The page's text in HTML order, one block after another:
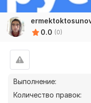
0.0 (0)
Выполнение:
Количество правок: